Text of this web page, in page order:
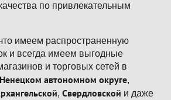
по привлекательным
имеем распространенную
и всегда имеем выгодные
и торговых сетей в
автономном округе,
, Свердловской и даже